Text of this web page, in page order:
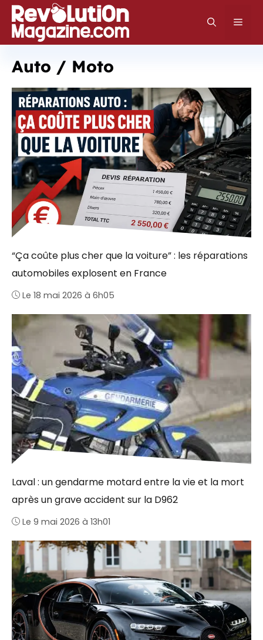
Aller
au
contenu
Auto / Moto
“Ça coûte plus cher que la voiture” : les réparations
automobiles explosent en France
Le 18 mai 2026 à 6h05
Laval : un gendarme motard entre la vie et la mort
après un grave accident sur la D962
Le 9 mai 2026 à 13h01